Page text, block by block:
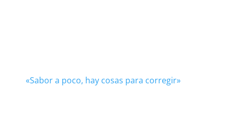
«Sabor a poco, hay cosas para corregir»